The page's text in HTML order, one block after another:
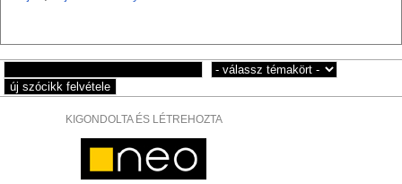
KIGONDOLTA ÉS LÉTREHOZTA